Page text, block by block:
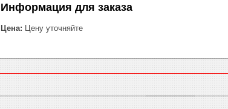
Информация для заказа
Цена: Цену уточняйте